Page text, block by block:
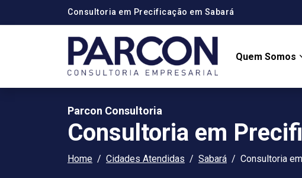
Consultoria em Precificação em Sabará
Quem Somos
Parcon Consultoria
Consultoria em
Home Cidades Atendidas Sabará Consultoria